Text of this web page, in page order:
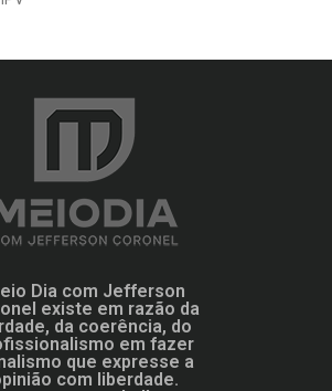
Dia com Jefferson
existe em razão da
da coerência, do
em fazer
que expresse a
com liberdade.